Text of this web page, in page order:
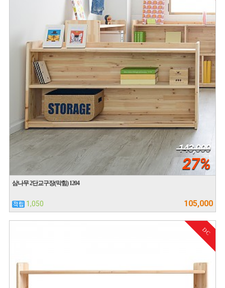
143,000
27%
삼나무 2단교구장(막힘) 1204
1,050 105,000
DC